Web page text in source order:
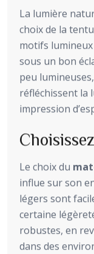
La lumière
choix de la
motifs
sous un bon
peu
réfléchissent la
impression
Le choix du
influe sur son
légers sont
certaine
robustes, en
dans des